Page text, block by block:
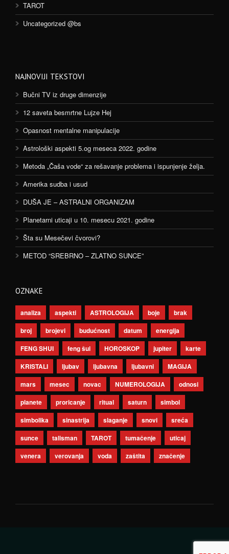
TAROT
Uncategorized @bs
NAJNOVIJI TEKSTOVI
Bučni TV iz druge dimenzije
12 saveta besmrtne Lujze Hej
Opasnost mentalne manipulacije
Astrološki aspekti 5.og meseca 2022. godine
Metoda „Čaša vode“ za rešavanje problema i ispunjenje želja.
Amerika sudba i usud
DUŠA JE – ASTRALNI ORGANIZAM
Planetarni uticaji u 10. mesecu 2021. godine
Šta su Mesečevi čvorovi?
METOD “SREBRNO – ZLATNO SUNCE”
OZNAKE
analiza aspekti ASTROLOGIJA boje
brak
broj
brojevi budućnost datum
energija
FENG SHUI
feng šui HOROSKOP jupiter
karte
KRISTALI
ljubav ljubavna ljubavni
MAGIJA
mars
mesec novac NUMEROLOGIJA
odnosi
planete
proricanje ritual saturn
simbol
simbolika
sinastrija slaganje snovi
sreća
sunce
talisman TAROT tumačenje
uticaj
venera
verovanja voda zaštita značenje